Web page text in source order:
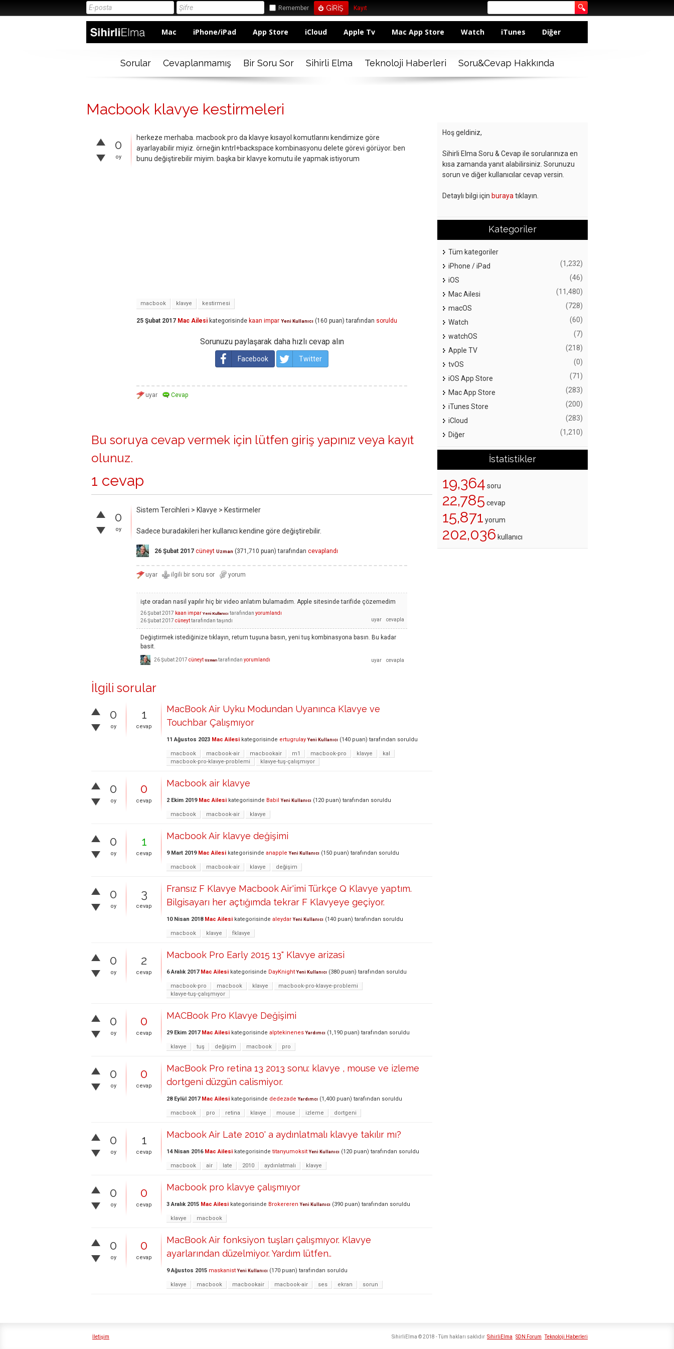
Remember Kayıt
Mac iPhone/iPad App Store iCloud Apple Tv Mac App Store Watch iTunes Diğer
Sorular Cevaplanmamış Bir Soru Sor Sihirli Elma Teknoloji Haberleri Soru&Cevap Hakkında
Macbook klavye kestirmeleri
0
oy
herkeze merhaba. macbook pro da klavye kısayol komutlarını kendimize göre
ayarlayabilir miyiz. örneğin kntrl+backspace kombinasyonu delete görevi görüyor. ben
bunu değiştirebilir miyim. başka bir klavye komutu ile yapmak istiyorum
macbook klavye kestirmesi
25 Şubat 2017 Mac Ailesi kategorisinde kaan impar Yeni Kullanıcı (160 puan) tarafından soruldu
Sorunuzu paylaşarak daha hızlı cevap alın
Facebook Twitter
Bu soruya cevap vermek için lütfen giriş yapınız veya kayıt
olunuz.
1 cevap
0
oy
Sistem Tercihleri > Klavye > Kestirmeler
Sadece buradakileri her kullanıcı kendine göre değiştirebilir.
26 Şubat 2017 cüneyt Uzman (371,710 puan) tarafından cevaplandı
işte oradan nasil yapılır hiç bir video anlatım bulamadım. Apple sitesinde tarifide çözemedim
26 Şubat 2017 kaan impar Yeni Kullanıcı tarafından yorumlandı
26 Şubat 2017 cüneyttarafından taşındı
Değiştirmek istediğinize tıklayın, return tuşuna basın, yeni tuş kombinasyona basın. Bu kadar
basit.
26 Şubat 2017 cüneyt Uzman tarafından yorumlandı
İlgili sorular
0
oy
1
cevap
MacBook Air Uyku Modundan Uyanınca Klavye ve
Touchbar Çalışmıyor
11 Ağustos 2023 Mac Ailesi kategorisinde ertugrulay Yeni Kullanıcı (140 puan) tarafından soruldu
macbook macbook-air macbookair m1 macbook-pro klavye
kal
macbook-pro-klavye-problemi
klavye-tuş-çalışmıyor
0
oy
0
cevap
Macbook air klavye
2 Ekim 2019 Mac Ailesi kategorisinde Babil Yeni Kullanıcı (120 puan) tarafından soruldu
macbook macbook-air klavye
0
oy
1
cevap
Macbook Air klavye değişimi
9 Mart 2019 Mac Ailesi kategorisinde anapple Yeni Kullanıcı (150 puan) tarafından soruldu
macbook macbook-air klavye değişim
0
oy
3
cevap
Fransız F Klavye Macbook Air'imi Türkçe Q Klavye yaptım.
Bilgisayarı her açtığımda tekrar F Klavyeye geçiyor.
10 Nisan 2018 Mac Ailesi kategorisinde aleydar Yeni Kullanıcı (140 puan) tarafından soruldu
macbook klavye fklavye
0
oy
2
cevap
Macbook Pro Early 2015 13" Klavye arizasi
6 Aralık 2017 Mac Ailesi kategorisinde DayKnight Yeni Kullanıcı (380 puan) tarafından soruldu
macbook-pro macbook klavye
macbook-pro-klavye-problemi
klavye-tuş-çalışmıyor
0
oy
0
cevap
MACBook Pro Klavye Değişimi
29 Ekim 2017 Mac Ailesi kategorisinde alptekinenes Yardımcı (1,190 puan) tarafından soruldu
klavye tuş değişim macbook pro
0
oy
0
cevap
MacBook Pro retina 13 2013 sonu: klavye , mouse ve izleme
dortgeni düzgün calismiyor.
28 Eylül 2017 Mac Ailesi kategorisinde dedezade Yardımcı (1,400 puan) tarafından soruldu
macbook pro retina klavye mouse izleme dortgeni
0
oy
1
cevap
Macbook Air Late 2010' a aydınlatmalı klavye takılır mı?
14 Nisan 2016 Mac Ailesi kategorisinde titanyumoksit Yeni Kullanıcı (120 puan) tarafından soruldu
macbook air late 2010 aydınlatmalı klavye
0
oy
0
cevap
Macbook pro klavye çalışmıyor
3 Aralık 2015 Mac Ailesi kategorisinde Brokereren Yeni Kullanıcı (390 puan) tarafından soruldu
klavye macbook
0
oy
0
cevap
MacBook Air fonksiyon tuşları çalışmıyor. Klavye
ayarlarından düzelmiyor. Yardım lütfen..
9 Ağustos 2015 maskanist Yeni Kullanıcı (170 puan) tarafından soruldu
klavye macbook macbookair macbook-air ses ekran sorun
Hoş geldiniz,
Sihirli Elma Soru & Cevap ile sorularınıza en
kısa zamanda yanıt alabilirsiniz. Sorunuzu
sorun ve diğer kullanıcılar cevap versin.
Detaylı bilgi için buraya tıklayın.
Kategoriler
Tüm kategoriler
iPhone / iPad
(1,232)
iOS (46)
Mac Ailesi (11,480)
macOS (728)
Watch (60)
watchOS (7)
Apple TV (218)
tvOS (0)
iOS App Store (71)
Mac App Store (283)
iTunes Store (200)
iCloud (283)
Diğer (1,210)
İstatistikler
19,364 soru
22,785 cevap
15,871 yorum
202,036 kullanıcı
İletişim SihirliElma SDN Forum Teknoloji Haberleri
SihirliElma © 2018 - Tüm hakları saklıdır